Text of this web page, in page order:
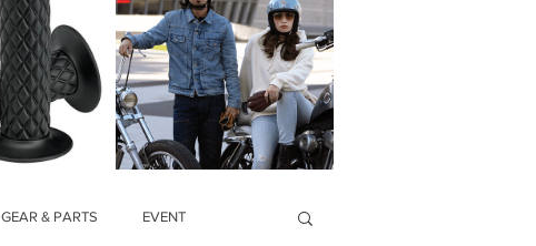
GEAR & PARTS EVENT